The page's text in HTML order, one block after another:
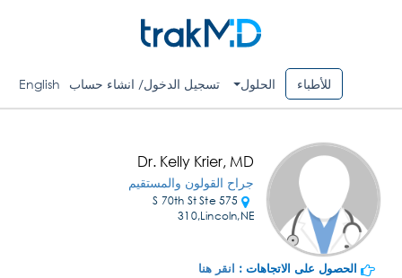
للأطباء الحلول تسجيل الدخول/ انشاء حساب English
Dr. Kelly Krier, MD
جراح القولون والمستقيم
575 S 70th St Ste
310,Lincoln,NE
الحصول على الاتجاهات : انقر هنا